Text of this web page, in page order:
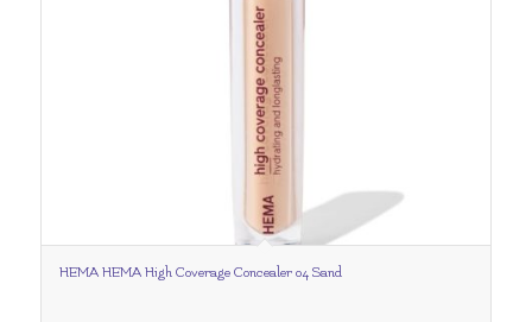
HEMA HEMA High Coverage Concealer 04 Sand